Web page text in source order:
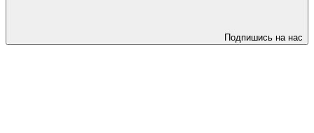
Подпишись на нас